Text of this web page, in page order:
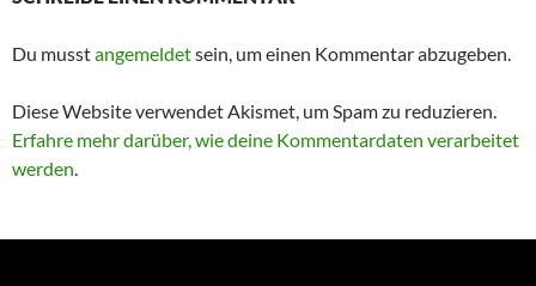
Du musstangemeldetsein, um einen Kommentar abzugeben.
Diese Website verwendet Akismet, um Spam zu reduzieren.
Erfahre mehr darüber, wie deine Kommentardaten verarbeitet
werden.